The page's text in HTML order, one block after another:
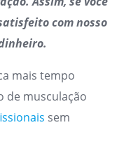
com nosso
mais tempo
de musculação
sem